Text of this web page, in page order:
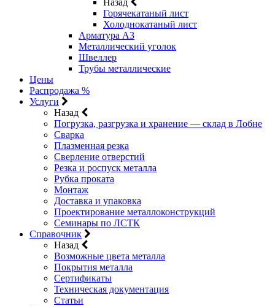
Назад
Горячекатаный лист
Холоднокатаный лист
Арматура А3
Металлический уголок
Швеллер
Трубы металлические
Цены
Распродажа %
Услуги
Назад
Погрузка, разгрузка и хранение — склад в Лобне
Сварка
Плазменная резка
Сверление отверстий
Резка и роспуск металла
Рубка проката
Монтаж
Доставка и упаковка
Проектирование металлоконструкций
Семинары по ЛСТК
Справочник
Назад
Возможные цвета металла
Покрытия металла
Сертификаты
Техническая документация
Статьи